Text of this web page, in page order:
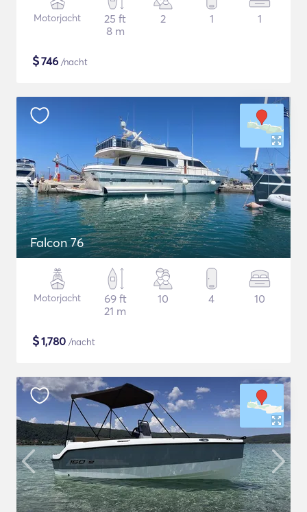
Motorjacht
25 ft
8 m
2 1 1
$746 /nacht
Falcon 76
Motorjacht
69 ft
21 m
10 4 10
$1,780 /nacht